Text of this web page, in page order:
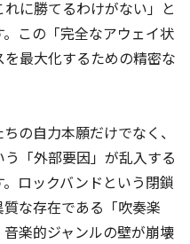
に勝てるわけがない」と
この「完全なアウェイ状
最大化するための精密な
の自力本願だけでなく、
「外部要因」が乱入する
ロックバンドという閉鎖
な存在である「吹奏楽
音楽的ジャンルの壁が崩壊